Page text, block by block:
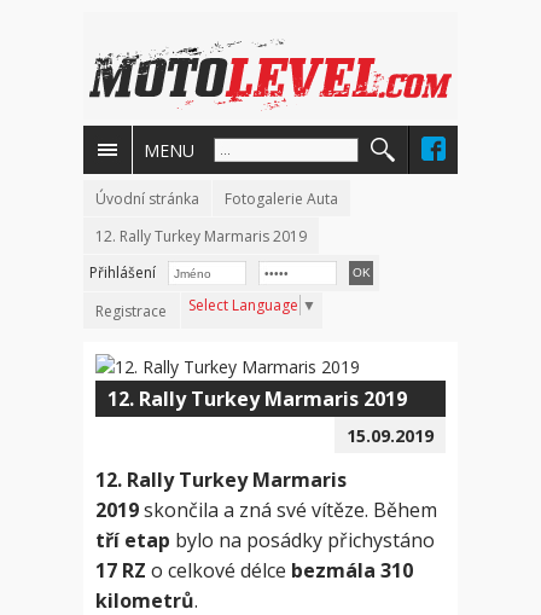
MENU
Úvodní stránka
Fotogalerie Auta
12. Rally Turkey Marmaris 2019
Přihlášení
Registrace
Select Language ▼
12. Rally Turkey Marmaris 2019
15.09.2019
12. Rally Turkey Marmaris
2019skončila a zná své vítěze. Během
tří etap bylo na posádky přichystáno
17 RZ o celkové délce bezmála 310
kilometrů.